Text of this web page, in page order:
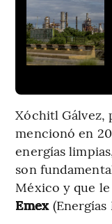
Xóchitl Gálvez,
mencionó en
energías
son
México y que
Emex (Energías